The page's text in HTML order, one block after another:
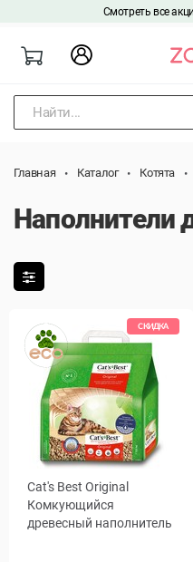
Смотреть все
Найти...
Главная Каталог Котята
Наполнители
СКИДКА
Cat's Best Original
Комкующийся
древесный наполнитель